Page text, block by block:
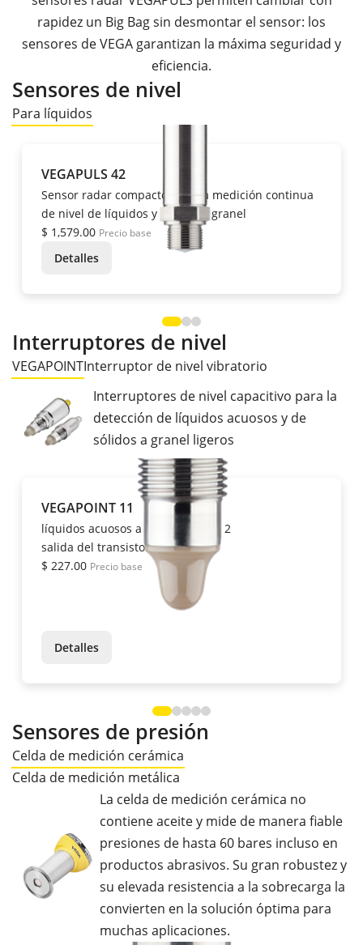
rapidez un Big Bag sin desmontar el sensor: los
sensores de VEGA garantizan la máxima seguridad y
eficiencia.
Sensores de nivel
Para líquidos
VEGAPULS 42
Sensor radar compacto para la medición continua
de nivel de líquidos y sólidos a granel
$ 1,579.00 Precio base
Detalles
Interruptores de nivel
VEGAPOINTInterruptor de nivel vibratorio
Interruptores de nivel capacitivo para la
detección de líquidos acuosos y de
sólidos a granel ligeros
VEGAPOINT 11
líquidos acuosos a partir de DK > 2
salida del transistor
$ 227.00 Precio base
Detalles
Sensores de presión
Celda de medición cerámica
Celda de medición metálica
La celda de medición cerámica no
contiene aceite y mide de manera fiable
presiones de hasta 60 bares incluso en
productos abrasivos. Su gran robustez y
su elevada resistencia a la sobrecarga la
convierten en la solución óptima para
muchas aplicaciones.